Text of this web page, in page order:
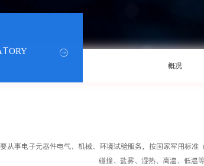

概况
从事电子元器件电气、机械、环境试验服务，按国家军用标
碰撞、盐雾、 湿热、高温、低温